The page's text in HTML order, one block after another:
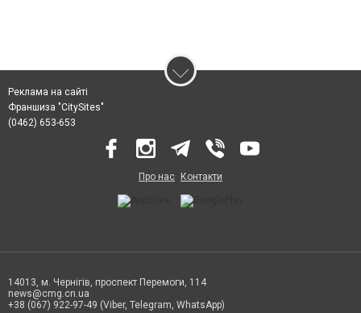
Реклама на сайті
Франшиза "CitySites"
(0462) 653-653
Про нас Контакти
14013, м. Чернігів, проспект Перемоги, 114
news@cmg.cn.ua
+38 (067) 922-97-49 (Viber, Telegram, WhatsApp)